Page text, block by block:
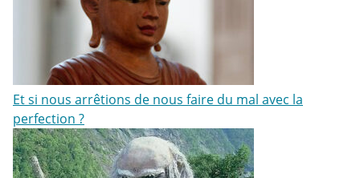
Et si nous arrêtions de nous faire du mal avec la
perfection ?